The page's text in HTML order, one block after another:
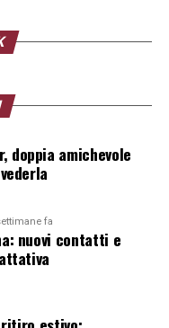
SALVATORE
sulla
della Nazionale
di adottare un
focalizzandosi
doppia amichevole
fa
nuovi contatti e